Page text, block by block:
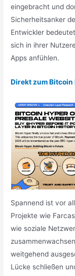
eingebracht und
Sicherheitsanker
Entwickler
sich in ihrer
Apps anfühlen.
Direkt zum Bitcoin
Spannend ist vor
Projekte wie
wie soziale
weitgehend
Lücke schließen